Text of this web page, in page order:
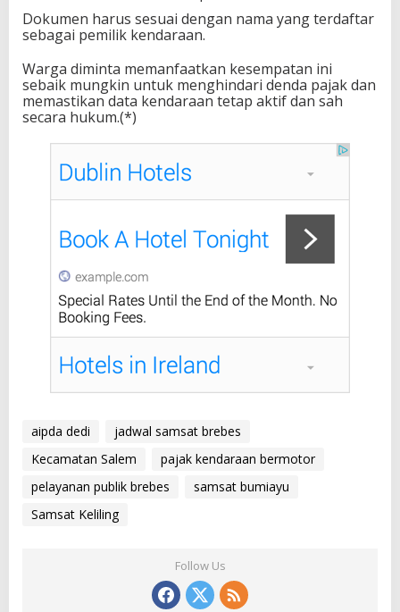
Dokumen harus sesuai dengan nama yang terdaftar
sebagai pemilik kendaraan.
Warga diminta memanfaatkan kesempatan ini
sebaik mungkin untuk menghindari denda pajak dan
memastikan data kendaraan tetap aktif dan sah
secara hukum.(*)
aipda dedi
jadwal samsat brebes
Kecamatan Salem
pajak kendaraan bermotor
pelayanan publik brebes
samsat bumiayu
Samsat Keliling
Follow Us